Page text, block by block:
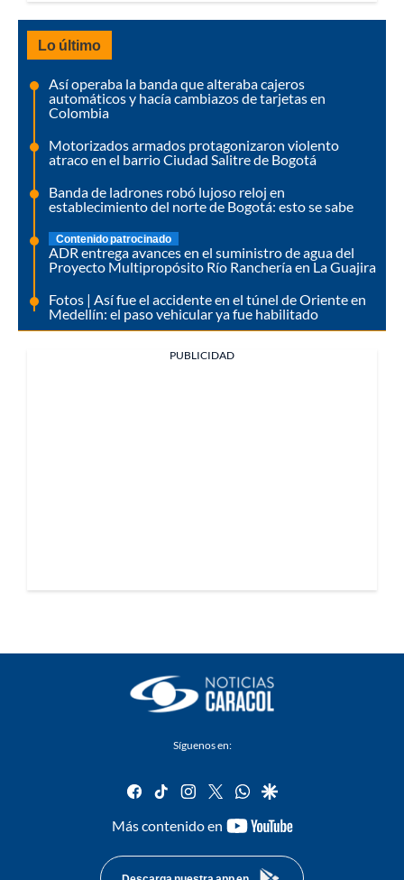
Lo último
Así operaba la banda que alteraba cajeros
automáticos y hacía cambiazos de tarjetas en
Colombia
Motorizados armados protagonizaron violento
atraco en el barrio Ciudad Salitre de Bogotá
Banda de ladrones robó lujoso reloj en
establecimiento del norte de Bogotá: esto se sabe
Contenido patrocinado
ADR entrega avances en el suministro de agua del
Proyecto Multipropósito Río Ranchería en La Guajira
Fotos | Así fue el accidente en el túnel de Oriente en
Medellín: el paso vehicular ya fue habilitado
PUBLICIDAD
Síguenos en:
facebook
tiktok instagram
twitterwhatsapp
google
Más contenido en
youtube-